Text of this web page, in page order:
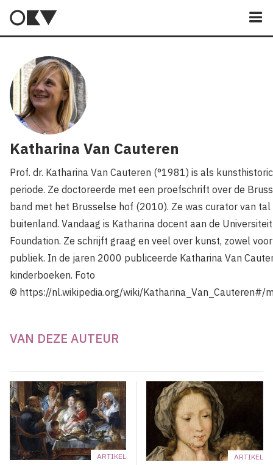
Katharina Van Cauteren
Prof. dr. Katharina Van Cauteren (°1981) is als
periode. Ze doctoreerde met een proefschrift over de
band met het Brusselse hof (2010). Ze was curator van tal
buitenland. Vandaag is Katharina docent aan de
Foundation. Ze schrijft graag en veel over kunst, zowel
publiek. In de jaren 2000 publiceerde Katharina Van
kinderboeken. Foto
© https://nl.wikipedia.org/wiki/Katharina_Van_Cauteren#/
VAN DEZE AUTEUR
ARTIKEL ARTIKEL